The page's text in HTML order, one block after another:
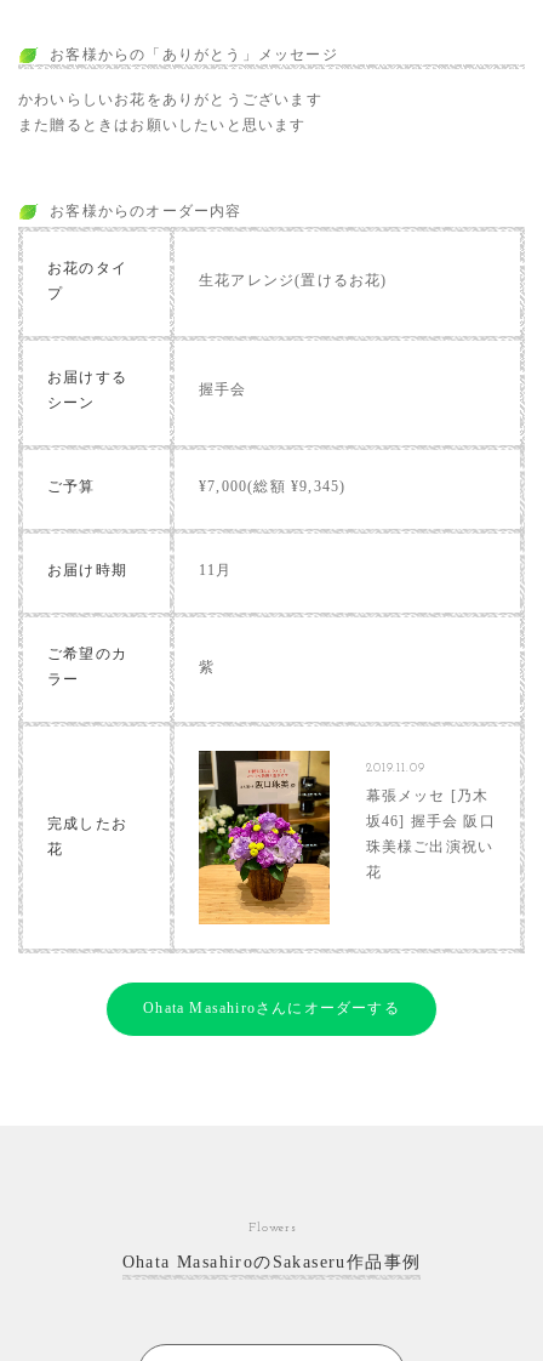
お客様からの「ありがとう」メッセージ
かわいらしいお花をありがとうございます
また贈るときはお願いしたいと思います
お客様からのオーダー内容
お花のタイ
プ
生花アレンジ(置けるお花)
お届けする
シーン
握手会
ご予算 ¥7,000(総額 ¥9,345)
お届け時期 11月
ご希望のカ
ラー
紫
完成したお
花
2019.11.09
幕張メッセ [乃木
坂46] 握手会 阪口
珠美様ご出演祝い
花
Ohata Masahiroさんにオーダーする
Flowers
Ohata MasahiroのSakaseru作品事例